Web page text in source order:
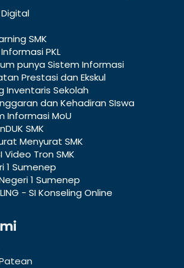
SMK
PKL
punya Sistem Informasi
Prestasi dan Ekskul
Inventaris Sekolah
dan Kehadiran SIswa
Informasi MoU
SMK
Menyurat SMK
Video Tron SMK
1 Sumenep
1 Sumenep
- SI Konseling Online